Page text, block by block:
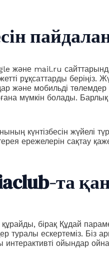
және mail.ru
рұқсаттарды
және мобильді төлемдер
мүмкін болады. Барлық
күнтізбесін жүйелі
ережелерін сақтау
та
бірақ Құдай
туралы ескертеміз. Біз
ойындар